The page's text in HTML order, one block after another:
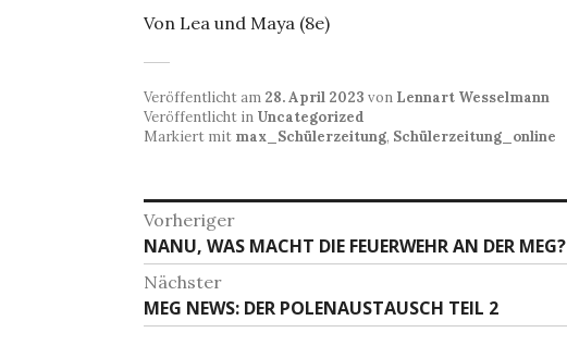
Von Lea und Maya (8e)
Veröffentlicht am 28. April 2023 von Lennart Wesselmann
Veröffentlicht in Uncategorized
Markiert mit max_Schülerzeitung, Schülerzeitung_online
Beitragsnavigation
Vorheriger
Vorheriger
Beitrag:
NANU, WAS MACHT DIE FEUERWEHR AN DER MEG?
Nächster
Nächster
Beitrag:
MEG NEWS: DER POLENAUSTAUSCH TEIL 2